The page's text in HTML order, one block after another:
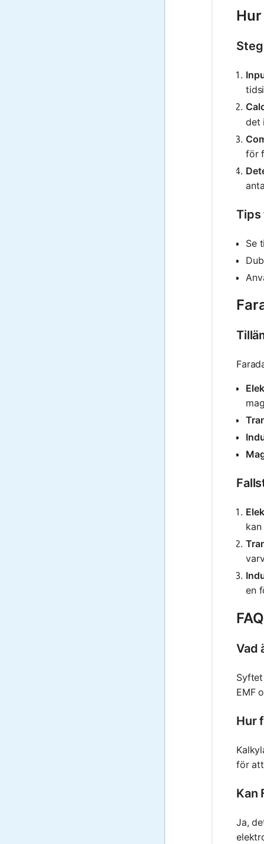
det
för
Tips
Se
en
Vad
EMF
Hur
för
Kan
Ja,